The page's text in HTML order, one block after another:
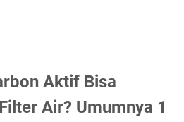
Aktif Bisa
Air? Umumnya 1